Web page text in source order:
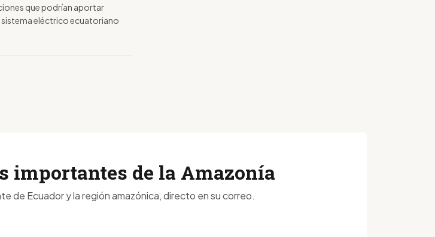
que podrían aportar
eléctrico ecuatoriano
importantes de la Amazonía
de Ecuador y la región amazónica, directo en su correo.